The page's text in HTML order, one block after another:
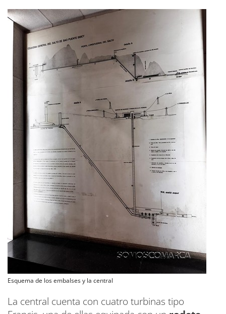
Esquema de los embalses y la central
La central cuenta con cuatro turbinas tipo